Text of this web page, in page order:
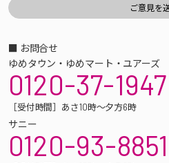
■ お問合せ
ゆめタウン・ゆめマート・ユアーズ
0120-37-1947
［受付時間］あさ10時～夕方6時
サニー
0120-93-8851